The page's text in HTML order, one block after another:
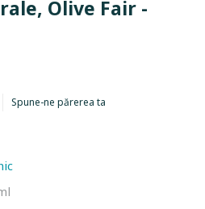
Olive Fair -
Spune-ne părerea ta